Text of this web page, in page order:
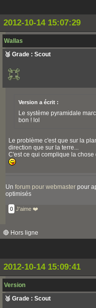
2012-10-14 15:07:29
Wallas
🥉 Grade : Scout
Version a écrit :
Le système pyramidale
bon ! lol
Le problème c'est que sur la
direction que sur la terre...
C'est ce qui complique la
Un forum pour webmaster pour
optimisés
0 J'aime ❤️
🔴 Hors ligne
2012-10-14 15:09:41
Version
🥉 Grade : Scout